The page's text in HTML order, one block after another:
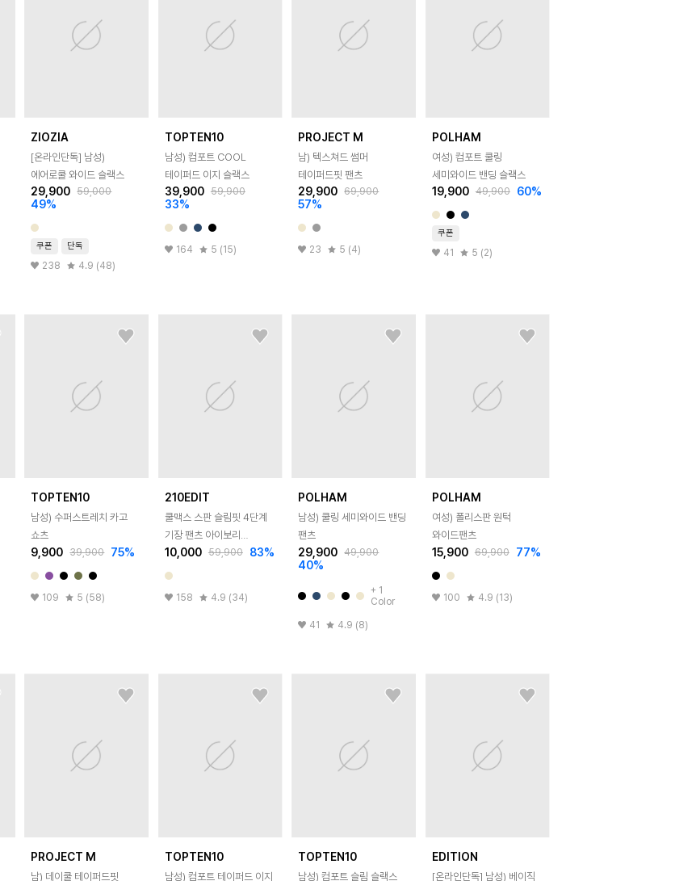
ZIOZIA
[온라인단독] 남성)
에어로쿨 와이드 슬랙스
29,900 59,000
49%
쿠폰 단독
238 4.9 (48)
TOPTEN10
남성) 컴포트 COOL
테이퍼드 이지 슬랙스
39,900 59,900
33%
164 5 (15)
PROJECT M
남) 텍스쳐드 썸머
테이퍼드핏 팬츠
29,900 69,900
57%
23 5 (4)
POLHAM
여성) 컴포트 쿨링
세미와이드 밴딩 슬랙스
19,900 49,900 60%
쿠폰
41 5 (2)
TOPTEN10
남성) 수퍼스트레치 카고
쇼츠
9,900 39,900 75%
109 5 (58)
210EDIT
쿨맥스 스판 슬림핏 4단계
기장 팬츠 아이보리
ZA2PT031_IV
10,000 59,900 83%
158 4.9 (34)
POLHAM
남성) 쿨링 세미와이드 밴딩
팬츠
29,900 49,900
40%
+ 1
Color
41 4.9 (8)
POLHAM
여성) 폴리스판 원턱
와이드팬츠
15,900 69,900 77%
100 4.9 (13)
PROJECT M
남) 데이쿨 테이퍼드핏
TOPTEN10
남성) 컴포트 테이퍼드 이지
TOPTEN10
남성) 컴포트 슬림 슬랙스
EDITION
[온라인단독] 남성) 베이직